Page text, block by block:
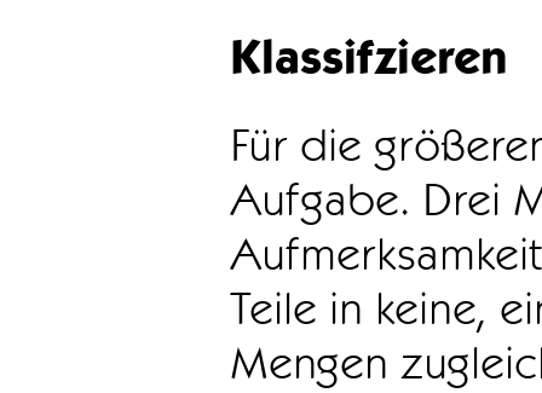
Klassifzieren
Für die
Aufgabe. Drei
Teile in keine,
Mengen